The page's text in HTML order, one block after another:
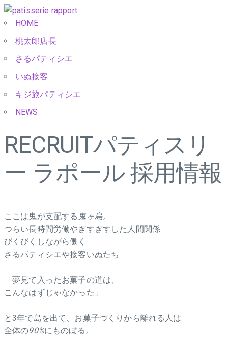
HOME
桃太郎店長
さるパティシエ
いぬ接客
キジ旅パティシエ
NEWS
RECRUITパティスリ
ー ラポール 採用情報
ここは鬼が支配する 鬼ヶ島。
つらい長時間労働やぎすぎすした人間関係
びくびくしながら働く
さるパティシエや接客いぬたち
「夢見て入ったお菓子の道は、
こんなはずじゃなかった」
と3年で島を出て、お菓子づくりから離れる人は
全体の90%にものぼる。